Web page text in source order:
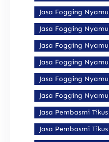
Jasa Fogging
Jasa Fogging
Jasa Fogging
Jasa Fogging
Jasa Fogging
Jasa Fogging
Jasa Pembasmi
Jasa Pembasmi